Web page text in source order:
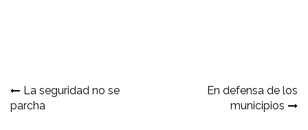
Navegación
de
La seguridad no se
parcha
En defensa de los
municipios